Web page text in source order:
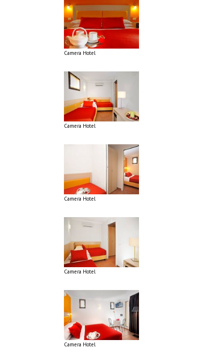
Camera Hotel
Camera Hotel
Camera Hotel
Camera Hotel
Camera Hotel